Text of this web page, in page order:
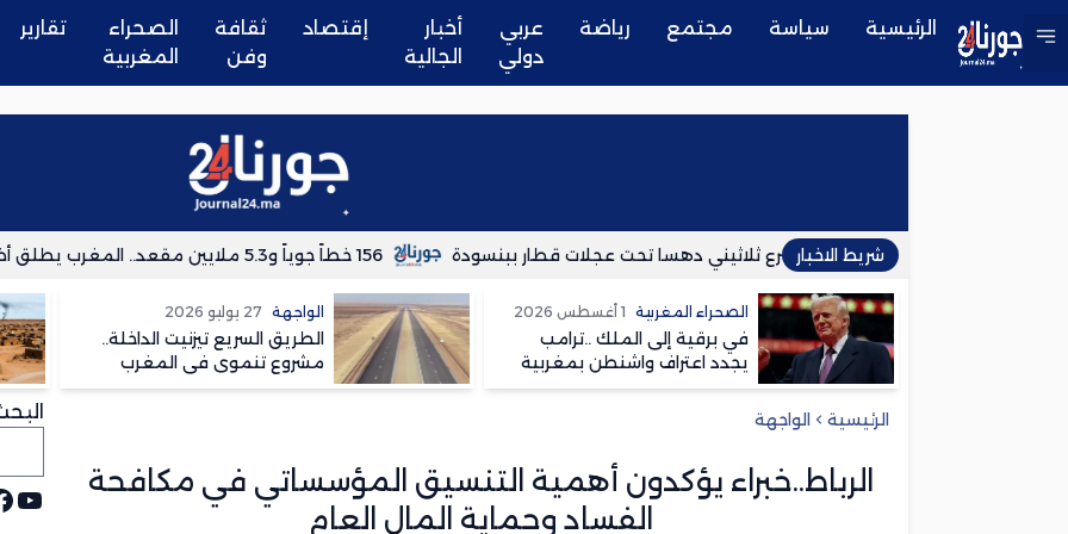
الرئيسية سياسة مجتمع رياضة
عربي
دولي
أخبار
الجالية
إقتصاد
ثقافة
وفن
الصحراء
المغربية
تقارير
شريط الاخبار 156 خطاً جوياً و5.3 ملايين مقعد.. المغرب يطلق أضخم خطة للربط الجوي مع ريانير فاس..مصرع ثلاثيني دهسا تحت عجلات قطار ببنسودة
الصحراء المغربية 1 أغسطس 2026
في برقية إلى الملك ..ترامب
يجدد اعتراف واشنطن بمغربية
الصحراء
الواجهة 27 يوليو 2026
الطريق السريع تيزنيت الداخلة..
مشروع تنموي في المغرب
وسعار في الجزائر
الرئيسية
الواجهة
الرباط..خبراء يؤكدون أهمية التنسيق المؤسساتي في مكافحة
الفساد وحماية المال العام